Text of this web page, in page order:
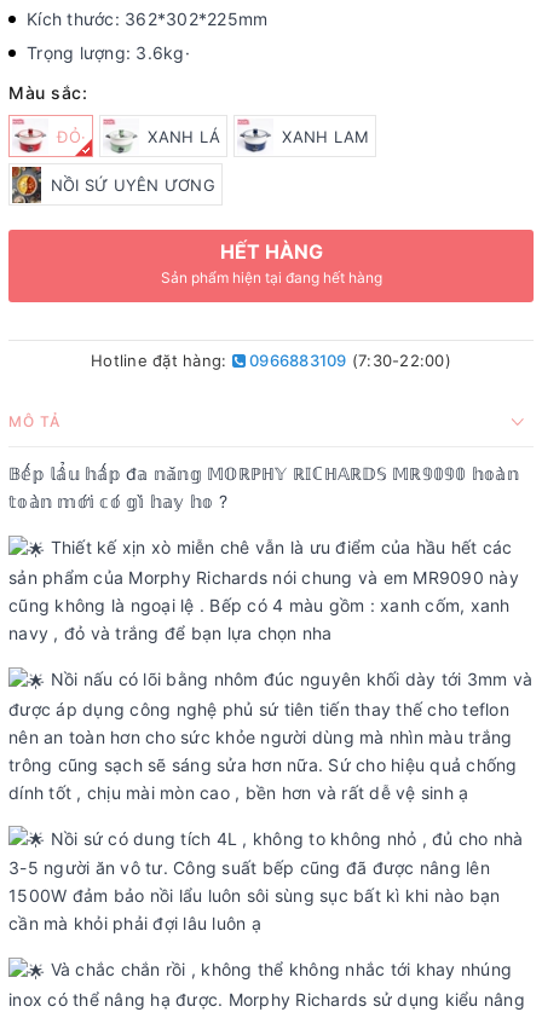
Kích thước: 362*302*225mm
Trọng lượng: 3.6kg·
Màu sắc:
ĐỎ· XANH LÁ XANH LAM
NỒI SỨ UYÊN ƯƠNG
HẾT HÀNG
Sản phẩm hiện tại đang hết hàng
Hotline đặt hàng: 0966883109 (7:30-22:00)
MÔ TẢ
𝔹𝕖̂́𝕡 𝕝𝕒̂̉𝕦 𝕙𝕒̂́𝕡 đ𝕒 𝕟𝕒̆𝕟𝕘 𝕄𝕆ℝℙℍ𝕐 ℝ𝕀ℂℍ𝔸ℝ𝔻𝕊 𝕄ℝ𝟡𝟘𝟡𝟘 𝕙𝕠𝕒̀𝕟
𝕥𝕠𝕒̀𝕟 𝕞𝕠̛́𝕚 𝕔𝕠́ 𝕘𝕚̀ 𝕙𝕒𝕪 𝕙𝕠 ?
Thiết kế xịn xò miễn chê vẫn là ưu điểm của hầu hết các
sản phẩm của Morphy Richards nói chung và em MR9090 này
cũng không là ngoại lệ . Bếp có 4 màu gồm : xanh cốm, xanh
navy , đỏ và trắng để bạn lựa chọn nha
Nồi nấu có lõi bằng nhôm đúc nguyên khối dày tới 3mm và
được áp dụng công nghệ phủ sứ tiên tiến thay thế cho teflon
nên an toàn hơn cho sức khỏe người dùng mà nhìn màu trắng
trông cũng sạch sẽ sáng sửa hơn nữa. Sứ cho hiệu quả chống
dính tốt , chịu mài mòn cao , bền hơn và rất dễ vệ sinh ạ
Nồi sứ có dung tích 4L , không to không nhỏ , đủ cho nhà
3-5 người ăn vô tư. Công suất bếp cũng đã được nâng lên
1500W đảm bảo nồi lẩu luôn sôi sùng sục bất kì khi nào bạn
cần mà khỏi phải đợi lâu luôn ạ
Và chắc chắn rồi , không thể không nhắc tới khay nhúng
inox có thể nâng hạ được. Morphy Richards sử dụng kiểu nâng